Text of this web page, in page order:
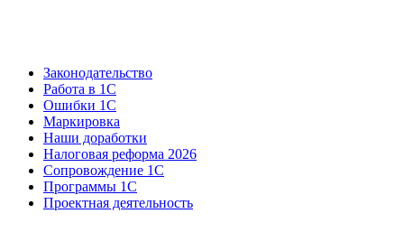
Законодательство
Работа в 1С
Ошибки 1С
Маркировка
Наши доработки
Налоговая реформа 2026
Сопровождение 1С
Программы 1С
Проектная деятельность